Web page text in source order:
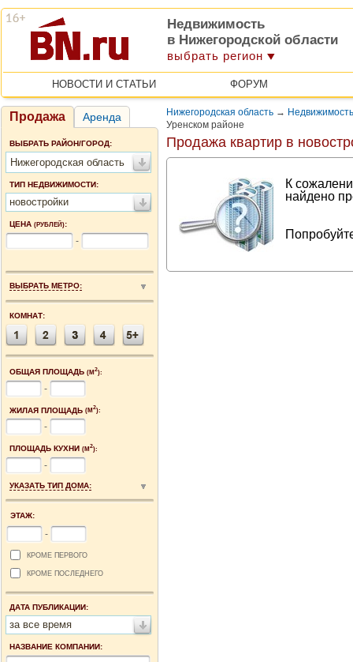
Недвижимость
в Нижегородской области
выбрать регион
НОВОСТИ И СТАТЬИ ФОРУМ
Продажа Аренда
ВЫБРАТЬ РАЙОН/ГОРОД:
Нижегородская область
ТИП НЕДВИЖИМОСТИ:
новостройки
ЦЕНА (РУБЛЕЙ):
-
ВЫБРАТЬ МЕТРО:
КОМНАТ:
ОБЩАЯ ПЛОЩАДЬ (М2):
-
ЖИЛАЯ ПЛОЩАДЬ (М2):
-
ПЛОЩАДЬ КУХНИ (М2):
-
УКАЗАТЬ ТИП ДОМА:
ЭТАЖ:
-
КРОМЕ ПЕРВОГО
КРОМЕ ПОСЛЕДНЕГО
ДАТА ПУБЛИКАЦИИ:
за все время
НАЗВАНИЕ КОМПАНИИ:
Нижегородская область →
Уренском районе
Продажа квартир в
К
найдено